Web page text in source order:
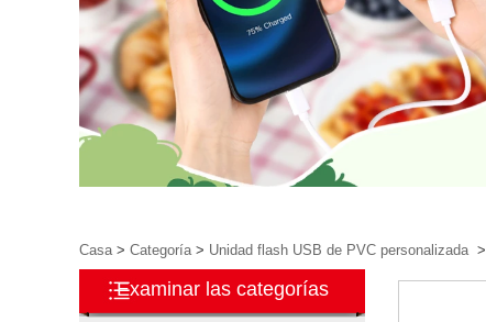
Casa> Categoría> Unidad flash USB de PVC personalizada>
Examinar las categorías